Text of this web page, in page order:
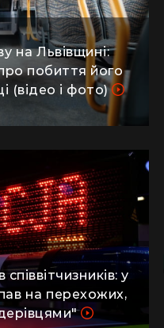
на Львівщині:
побиття його
(відео і фото)
у
на перехожих,